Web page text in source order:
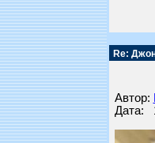
Re:
Автор:
Дата: